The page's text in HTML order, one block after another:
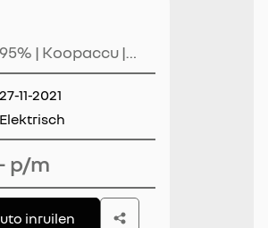
| Koopaccu |
CCS |
|
|
27-11-2021
Elektrisch
p/m
inruilen